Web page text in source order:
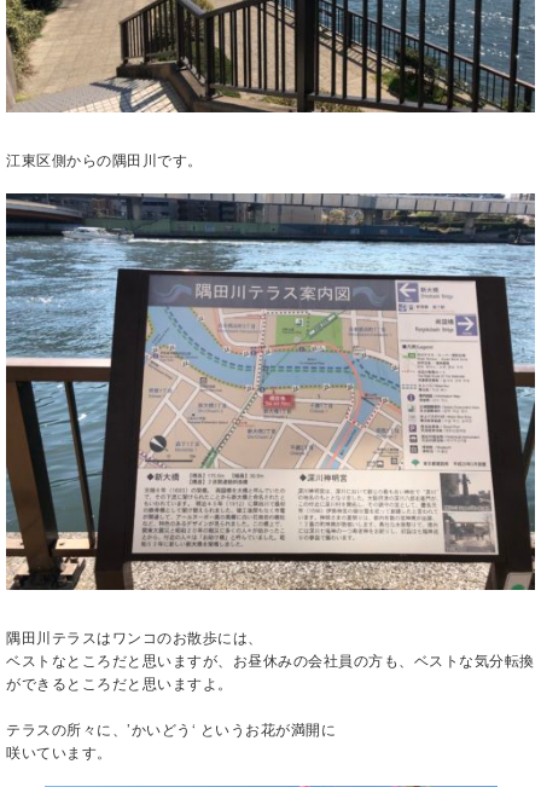
江東区側からの隅田川です。
隅田川テラスはワンコのお散歩には、
ベストなところだと思いますが、お昼休みの会社員の方も、ベストな気分転換
ができるところだと思いますよ。
テラスの所々に、’かいどう‘ というお花が満開に
咲いています。